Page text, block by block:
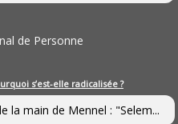
de Personne
s’est-elle radicalisée ?
la main de Mennel : "Selem...